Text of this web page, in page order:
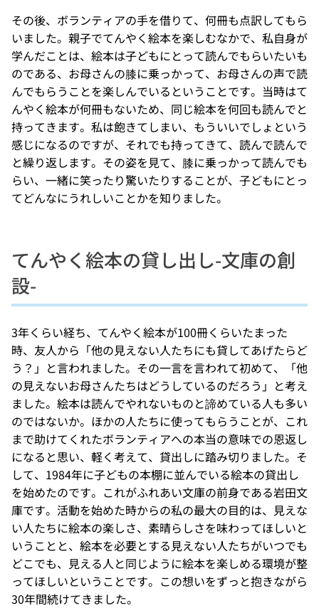
その後、ボランティアの手を借りて、何冊も点訳してもら
いました。親子でてんやく絵本を楽しむなかで、私自身が
学んだことは、絵本は子どもにとって読んでもらいたいも
のである、お母さんの膝に乗っかって、お母さんの声で読
んでもらうことを楽しんでいるということです。当時はて
んやく絵本が何冊もないため、同じ絵本を何回も読んでと
持ってきます。私は飽きてしまい、もういいでしょという
感じになるのですが、それでも持ってきて、読んで読んで
と繰り返します。その姿を見て、膝に乗っかって読んでも
らい、一緒に笑ったり驚いたりすることが、子どもにとっ
てどんなにうれしいことかを知りました。
てんやく絵本の貸し出し-文庫の創
設-
3年くらい経ち、てんやく絵本が100冊くらいたまった
時、友人から「他の見えない人たちにも貸してあげたらど
う？」と言われました。その一言を言われて初めて、「他
の見えないお母さんたちはどうしているのだろう」と考え
ました。絵本は読んでやれないものと諦めている人も多い
のではないか。ほかの人たちに使ってもらうことが、これ
まで助けてくれたボランティアへの本当の意味での恩返し
になると思い、軽く考えて、貸出しに踏み切りました。そ
して、1984年に子どもの本棚に並んでいる絵本の貸出し
を始めたのです。これがふれあい文庫の前身である岩田文
庫です。活動を始めた時からの私の最大の目的は、見えな
い人たちに絵本の楽しさ、素晴らしさを味わってほしいと
いうことと、絵本を必要とする見えない人たちがいつでも
どこでも、見える人と同じように絵本を楽しめる環境が整
ってほしいということです。この想いをずっと抱きながら
30年間続けてきました。